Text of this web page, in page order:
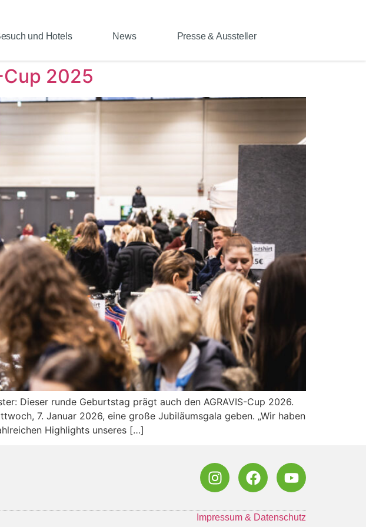
und Hotels News Presse & Aussteller
2025
Dieser runde Geburtstag prägt auch den AGRAVIS-Cup 2026.
7. Januar 2026, eine große Jubiläumsgala geben. „Wir haben
Highlights unseres […]
Impressum & Datenschutz